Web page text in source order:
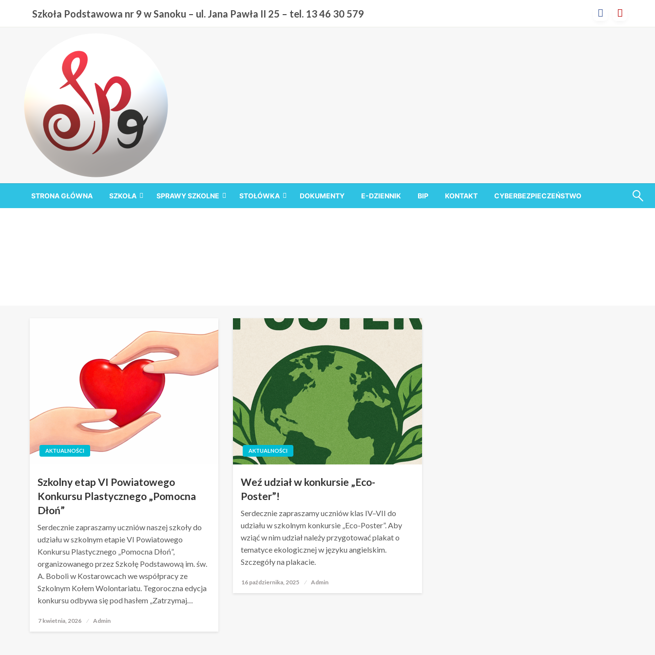
treści
Szkoła Podstawowa nr 9 w Sanoku – ul. Jana Pawła II 25 – tel. 13 46 30 579
Szkoła Podstawowa nr 9 w Sanoku
STRONA GŁÓWNA SZKOŁA SPRAWY SZKOLNE STOŁÓWKA DOKUMENTY E-DZIENNIK BIP KONTAKT CYBERBEZPIECZEŃSTWO
AKTUALNOŚCI
Szkolny etap VI Powiatowego
Konkursu Plastycznego „Pomocna
Dłoń”
Serdecznie zapraszamy uczniów naszej szkoły do
udziału w szkolnym etapie VI Powiatowego
Konkursu Plastycznego „Pomocna Dłoń”,
organizowanego przez Szkołę Podstawową im. św.
A. Boboli w Kostarowcach we współpracy ze
Szkolnym Kołem Wolontariatu. Tegoroczna edycja
konkursu odbywa się pod hasłem „Zatrzymaj…
Opublikowane
7 kwietnia, 2026 Admin
AKTUALNOŚCI
Weź udział w konkursie „Eco-
Poster”!
Serdecznie zapraszamy uczniów klas IV–VII do
udziału w szkolnym konkursie „Eco-Poster”. Aby
wziąć w nim udział należy przygotować plakat o
tematyce ekologicznej w języku angielskim.
Szczegóły na plakacie.
Opublikowane
16 października, 2025 Admin